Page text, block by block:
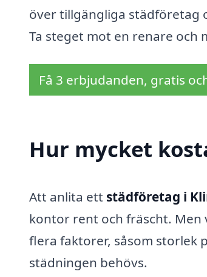
över tillgängliga städföretag
Ta steget mot en renare och
Få 3 erbjudanden, gratis
Hur mycket
Att anlita ett städföretag i
kontor rent och fräscht. Men
flera faktorer, såsom storlek
städningen behövs.